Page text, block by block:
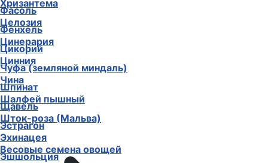
Хризантема
Целозия
Цинерария
Цинния
Чина
Шалфей пышный
Шток-роза (Мальва)
Эхинацея
Эшшольция
Фасоль
Фенхель
Цикорий
Чуфа (земляной миндаль)
Шпинат
Щавель
Эстрагон
Весовые семена овощей